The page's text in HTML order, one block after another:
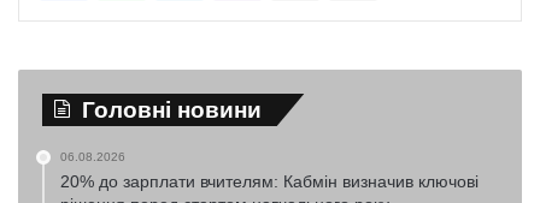
Головні новини
06.08.2026
20% до зарплати вчителям: Кабмін визначив ключові